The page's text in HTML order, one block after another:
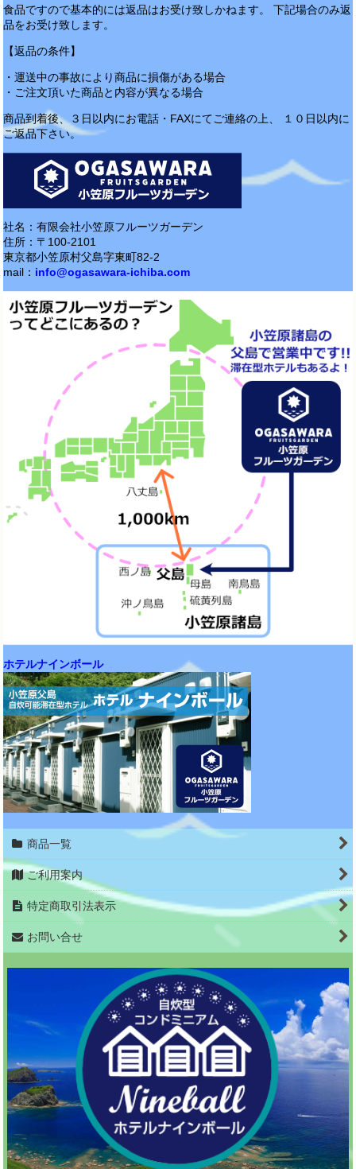
食品ですので基本的には返品はお受け致しかねます。 下記場合のみ返
品をお受け致します。
【返品の条件】
・運送中の事故により商品に損傷がある場合
・ご注文頂いた商品と内容が異なる場合
商品到着後、３日以内にお電話・FAXにてご連絡の上、 １０日以内に
ご返品下さい。
社名：有限会社小笠原フルーツガーデン
住所：〒100-2101
東京都小笠原村父島字東町82-2
mail： info@ogasawara-ichiba.com
ホテルナインボール
商品一覧
ご利用案内
特定商取引法表示
お問い合せ